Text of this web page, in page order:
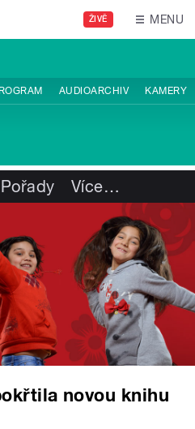
ŽIVĚ MENU
AUDIOARCHIV KAMERY
Pořady Více…
novou knihu